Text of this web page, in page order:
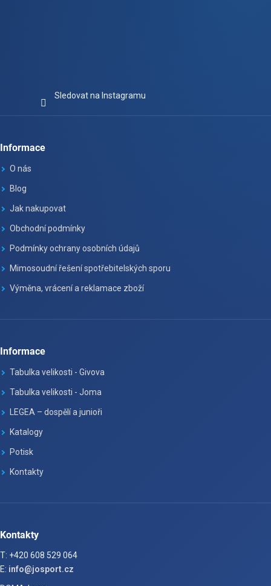
Sledovat na Instagramu
Informace
O nás
Blog
Jak nakupovat
Obchodní podmínky
Podmínky ochrany osobních údajů
Mimosoudní řešení spotřebitelských sporu
Výměna, vrácení a reklamace zboží
Informace
Tabulka velikosti - Givova
Tabulka velikosti - Joma
LEGEA – dospělí a junioři
Katalogy
Potisk
Kontakty
Kontakty
T: +420 608 529 064
E: info@josport.cz